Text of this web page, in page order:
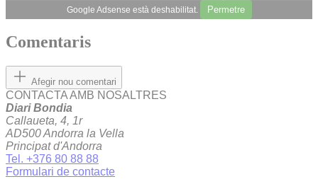
Google Adsense està deshabilitat. Permetre
Comentaris
Afegir nou comentari
CONTACTA AMB NOSALTRES
Diari Bondia
Callaueta, 4, 1r
AD500 Andorra la Vella
Principat d'Andorra
Tel. +376 80 88 88
Formulari de contacte